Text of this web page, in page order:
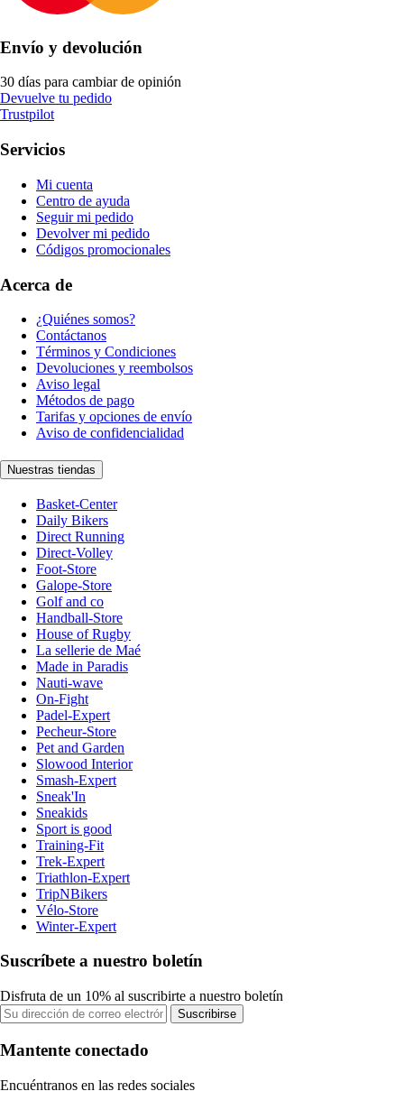
Envío y devolución
30 días para cambiar de opinión
Devuelve tu pedido
Trustpilot
Servicios
Mi cuenta
Centro de ayuda
Seguir mi pedido
Devolver mi pedido
Códigos promocionales
Acerca de
¿Quiénes somos?
Contáctanos
Términos y Condiciones
Devoluciones y reembolsos
Aviso legal
Métodos de pago
Tarifas y opciones de envío
Aviso de confidencialidad
Nuestras tiendas
Basket-Center
Daily Bikers
Direct Running
Direct-Volley
Foot-Store
Galope-Store
Golf and co
Handball-Store
House of Rugby
La sellerie de Maé
Made in Paradis
Nauti-wave
On-Fight
Padel-Expert
Pecheur-Store
Pet and Garden
Slowood Interior
Smash-Expert
Sneak'In
Sneakids
Sport is good
Training-Fit
Trek-Expert
Triathlon-Expert
TripNBikers
Vélo-Store
Winter-Expert
Suscríbete a nuestro boletín
Disfruta de un 10% al suscribirte a nuestro boletín
Suscribirse
Mantente conectado
Encuéntranos en las redes sociales